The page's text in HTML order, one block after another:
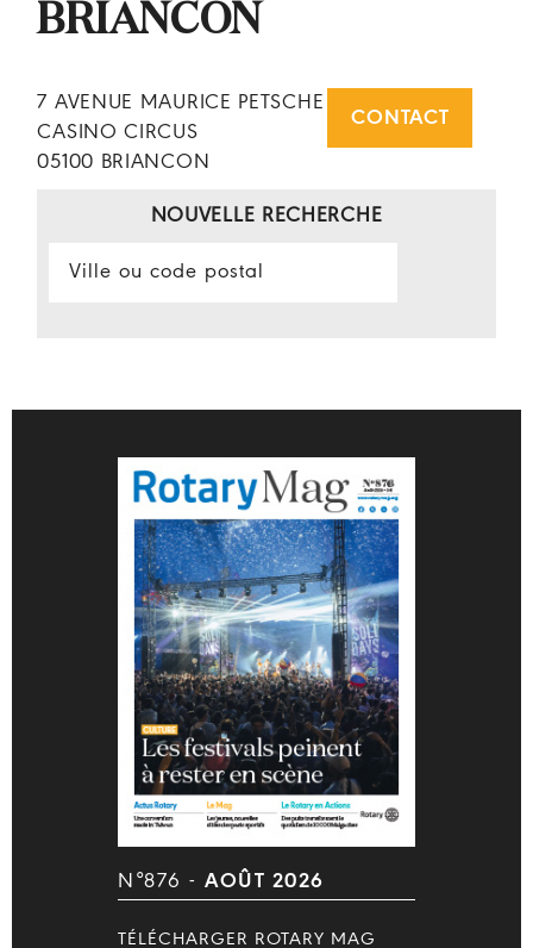
BRIANCON
7 AVENUE MAURICE PETSCHE
CASINO CIRCUS
05100 BRIANCON
CONTACT
NOUVELLE RECHERCHE
N°876 - AOÛT 2026
TÉLÉCHARGER ROTARY MAG